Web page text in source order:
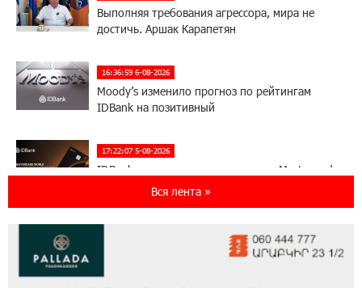
Выполняя требования агрессора, мира не
достичь. Аршак Карапетян
16:36:59 6-08-2026
Moody’s изменило прогноз по рейтингам
IDBank на позитивный
17:22:07 5-08-2026
IDBank представляет новую карту Mastercard
World с преимуществами для путешествий и
мониторинг дикой природы в Гнишике с
Вся лента »